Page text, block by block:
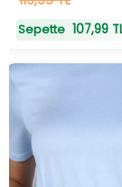
Sepette 107,99